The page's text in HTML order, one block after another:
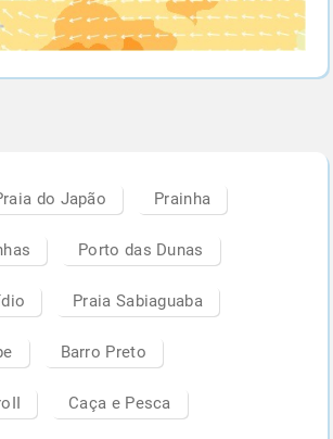
do Japão Prainha
Porto das Dunas
Praia Sabiaguaba
Barro Preto
Caça e Pesca